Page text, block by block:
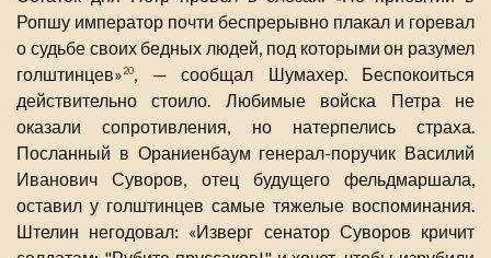
Ропшу император почти беспрерывно плакал и горевал
о судьбе своих бедных людей, под которыми он разумел
голштинцев»20, — сообщал Шумахер. Беспокоиться
действительно стоило. Любимые войска Петра не
оказали сопротивления, но натерпелись страха.
Посланный в Ораниенбаум генерал-поручик Василий
Иванович Суворов, отец будущего фельдмаршала,
оставил у голштинцев самые тяжелые воспоминания.
Штелин негодовал: «Изверг сенатор Суворов кричит